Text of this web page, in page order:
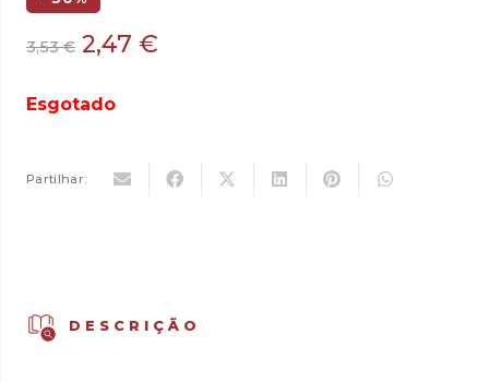
3,53€ O
original
2,47 €
Esgotado
Partilhar:
DESCRIÇÃO